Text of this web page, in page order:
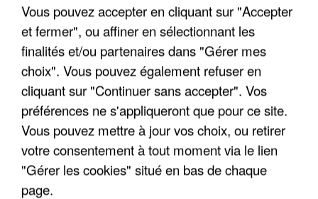
APRÈS TOUTES CES CANICULES, LES REFUGES
DE FAUNE SAUVAGE SONT...
Vous pouvez accepter en cliquant sur "Accepter
et fermer", ou affiner en sélectionnant les
finalités et/ou partenaires dans "Gérer mes
choix". Vous pouvez également refuser en
cliquant sur "Continuer sans accepter". Vos
préférences ne s'appliqueront que pour ce site.
Vous pouvez mettre à jour vos choix, ou retirer
votre consentement à tout moment via le lien
"Gérer les cookies" situé en bas de chaque
page.